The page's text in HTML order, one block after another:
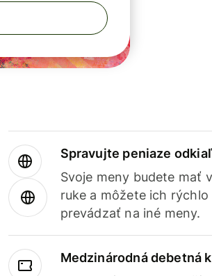
Spravujte peniaze
Svoje meny budete mať
ruke a môžete ich rýchlo
prevádzať na iné meny.
Medzinárodná debetná